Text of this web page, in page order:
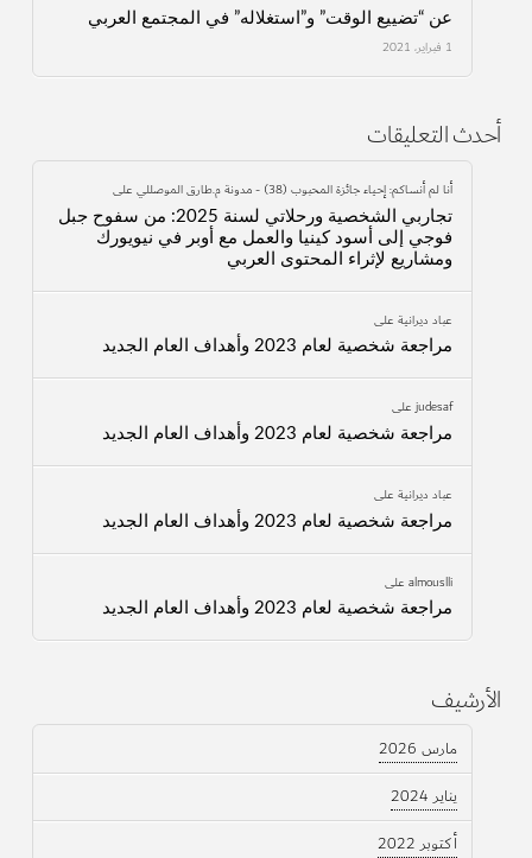
عن “تضييع الوقت” و”استغلاله” في المجتمع العربي
1 فبراير، 2021
أحدث التعليقات
أنا لم أنساكم: إحياء جائزة المحبوب (38) - مدونة م.طارق الموصللي على
تجاربي الشخصية ورحلاتي لسنة 2025: من سفوح جبل
فوجي إلى أسود كينيا والعمل مع أوبر في نيويورك
ومشاريع لإثراء المحتوى العربي
عباد ديرانيةعلى
مراجعة شخصية لعام 2023 وأهداف العام الجديد
judesafعلى
مراجعة شخصية لعام 2023 وأهداف العام الجديد
عباد ديرانيةعلى
مراجعة شخصية لعام 2023 وأهداف العام الجديد
almouslliعلى
مراجعة شخصية لعام 2023 وأهداف العام الجديد
الأرشيف
مارس 2026
يناير 2024
أكتوبر 2022